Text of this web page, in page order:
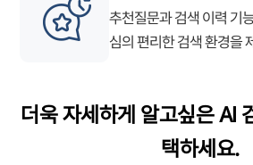
추천질문과 검색 이력 기
심의 편리한 검색 환경을
더욱 자세하게 알고싶은 AI
택하세요.